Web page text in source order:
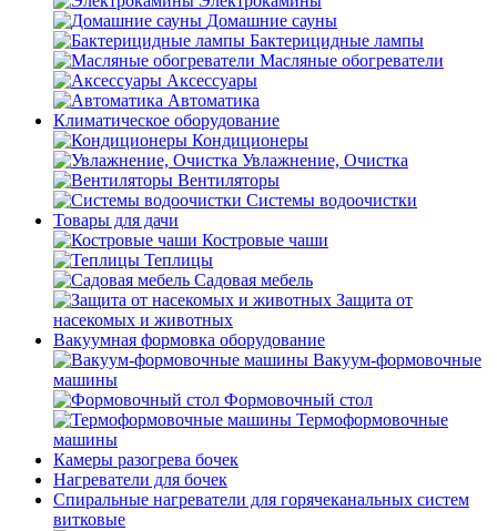
Домашние сауны
Бактерицидные лампы
Масляные обогреватели
Аксессуары
Автоматика
Климатическое оборудование
Кондиционеры
Увлажнение, Очистка
Вентиляторы
Системы водоочистки
Товары для дачи
Костровые чаши
Теплицы
Садовая мебель
Защита от
насекомых и животных
Вакуумная формовка оборудование
Вакуум-формовочные
машины
Формовочный стол
Термоформовочные
машины
Камеры разогрева бочек
Нагреватели для бочек
Спиральные нагреватели для горячеканальных систем
витковые